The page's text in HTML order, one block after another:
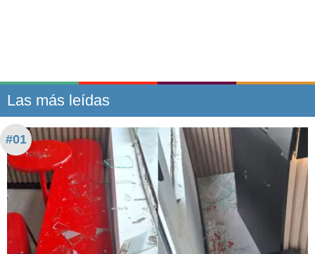
Las más leídas
#01